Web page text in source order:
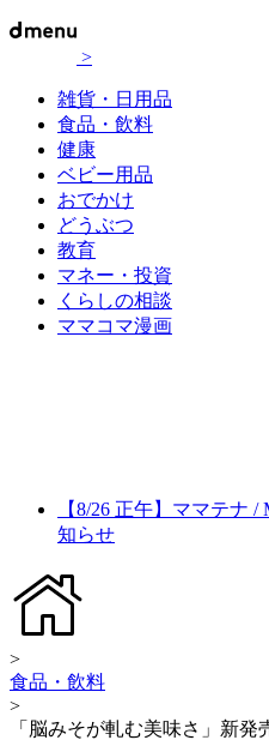
>
雑貨・日用品
食品・飲料
健康
ベビー用品
おでかけ
どうぶつ
教育
マネー・投資
くらしの相談
ママコマ漫画
【8/26 正午】ママテナ
知らせ
>
食品・飲料
>
「脳みそが軋む美味さ」新